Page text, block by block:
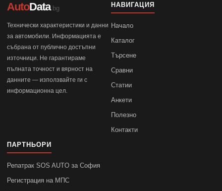
AutoData.bg
Технически характеристики и данни
за автомобили. Информацията е
събрана от публично достъпни
източници. Не гарантираме
пълната точност и вярност на
данните — използвайте ги с
информационна цел.
НАВИГАЦИЯ
Начало
Каталог
Търсене
Сравни
Статии
Анкети
Полезно
Контакти
ПАРТНЬОРИ
Репатрак SOS AUTO за София
Регистрация на МПС